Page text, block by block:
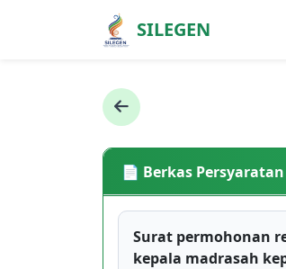
SILEGEN
📄 Berkas Persyaratan
Surat permohonan
kepala madrasah